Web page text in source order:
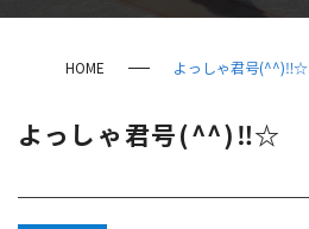
HOME よっしゃ君号(^^)‼☆
よっしゃ君号(^^)‼☆